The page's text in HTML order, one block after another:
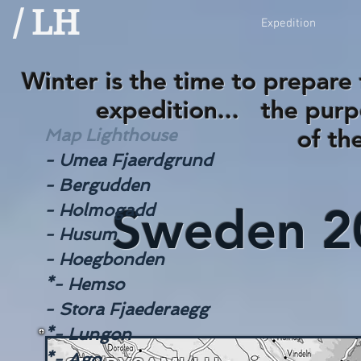
/ LH Expedition
Map Lighthouse
- Umea Fjaerdgrund
- Bergudden
- Holmogadd
- Husum
- Hoegbonden
*- Hemso
- Stora Fjaederaegg
*- Lungon
Winter is the time to
expedition... the
the 12
Sweden